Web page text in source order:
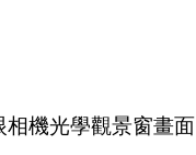
機光學觀景窗畫面